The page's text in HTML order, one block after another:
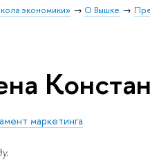
экономики» О Вышке
маркетинга